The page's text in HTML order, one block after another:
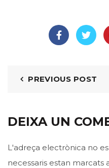
PREVIOUS POST
DEIXA UN
L'adreça electrònica no
necessaris estan marcats